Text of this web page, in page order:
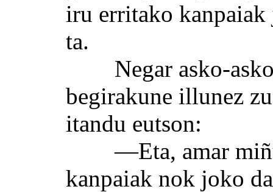
iru erritako kanpaiak
ta.
Negar asko-asko
begirakune illunez
itandu eutson:
—Eta, amar
kanpaiak nok joko